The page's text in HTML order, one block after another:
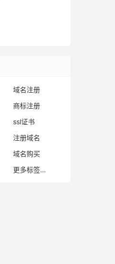
域名注册
商标注册
ssl证书
注册域名
域名购买
更多标签...